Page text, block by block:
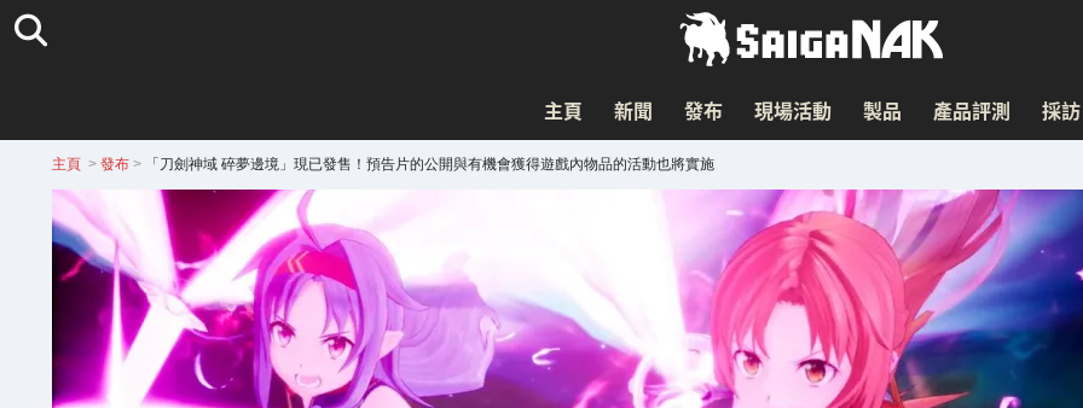
主頁 新聞 發布 現場活動 製品 產品評測 採訪
主頁 > 發布> 「刀劍神域 碎夢邊境」現已發售！預告片的公開與有機會獲得遊戲內物品的活動也將實施